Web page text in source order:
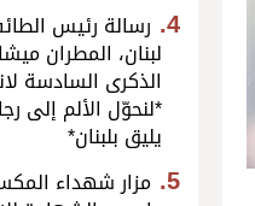
رسالة رئيس
لبنان، المطران
الذكرى السادسة
*لنحوّل الألم إلى
يليق بلبنان*
مزار شهداء